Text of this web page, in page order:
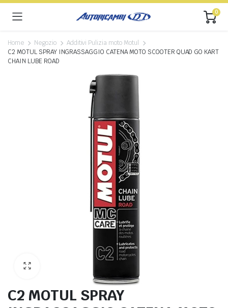
0
Home Negozio
Additivi Pulizia moto Motul
C2 MOTUL SPRAY INGRASSAGGIO CATENA MOTO SCOOTER QUAD GO KART
CHAIN LUBE ROAD
C2 MOTUL SPRAY